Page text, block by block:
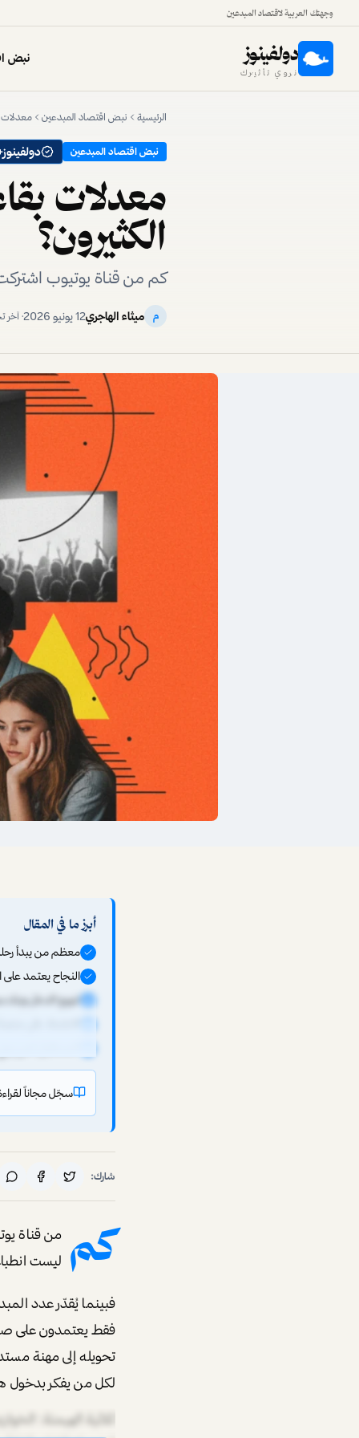
وجهتك العربية لاقتصاد المبدعين
دولفينوز
نروي تأثيرك
نبض
الرئيسية نبض اقتصاد المبدعين معدلات
نبض اقتصاد المبدعين
معدلات
الكثيرون؟
كم من قناة يوتيوب
م ميثاء الهاجري12 يونيو 2026 · آخر
أبرز ما في المقال
معظم من يبدأ
النجاح يعتمد
تنويع الدخل وبناء
سجّل مجاناً لقراءة بقية
شارك:
كم من قناة
ليست
فقط يعتمدون على
تحويله إلى مهنة
لكل من يفكر بدخول
ما هو معدل بقاء